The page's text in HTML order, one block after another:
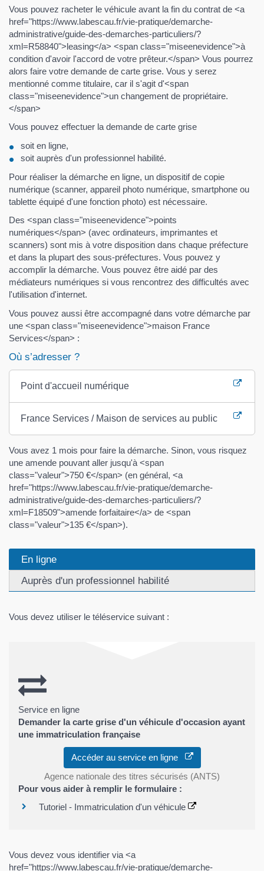
Vous pouvez racheter le véhicule avant la fin du contrat de <a
href="https://www.labescau.fr/vie-pratique/demarche-
administrative/guide-des-demarches-particuliers/?
xml=R58840">leasing</a> <span class="miseenevidence">à
condition d'avoir l'accord de votre prêteur.</span> Vous pourrez
alors faire votre demande de carte grise. Vous y serez
mentionné comme titulaire, car il s'agit d'<span
class="miseenevidence">un changement de propriétaire.
</span>
Vous pouvez effectuer la demande de carte grise
soit en ligne,
soit auprès d'un professionnel habilité.
Pour réaliser la démarche en ligne, un dispositif de copie
numérique (scanner, appareil photo numérique, smartphone ou
tablette équipé d'une fonction photo) est nécessaire.
Des <span class="miseenevidence">points
numériques</span> (avec ordinateurs, imprimantes et
scanners) sont mis à votre disposition dans chaque préfecture
et dans la plupart des sous-préfectures. Vous pouvez y
accomplir la démarche. Vous pouvez être aidé par des
médiateurs numériques si vous rencontrez des difficultés avec
l'utilisation d'internet.
Vous pouvez aussi être accompagné dans votre démarche par
une <span class="miseenevidence">maison France
Services</span> :
Où s’adresser ?
Point d'accueil numérique
France Services / Maison de services au public
Vous avez 1 mois pour faire la démarche. Sinon, vous risquez
une amende pouvant aller jusqu'à <span
class="valeur">750 €</span> (en général, <a
href="https://www.labescau.fr/vie-pratique/demarche-
administrative/guide-des-demarches-particuliers/?
xml=F18509">amende forfaitaire</a> de <span
class="valeur">135 €</span>).
En ligne
Auprès d'un professionnel habilité
Vous devez utiliser le téléservice suivant :
Service en ligne
Demander la carte grise d'un véhicule d'occasion ayant
une immatriculation française
Accéder au service en ligne
Agence nationale des titres sécurisés (ANTS)
Pour vous aider à remplir le formulaire :
Tutoriel - Immatriculation d'un véhicule
Vous devez vous identifier via <a
href="https://www.labescau.fr/vie-pratique/demarche-